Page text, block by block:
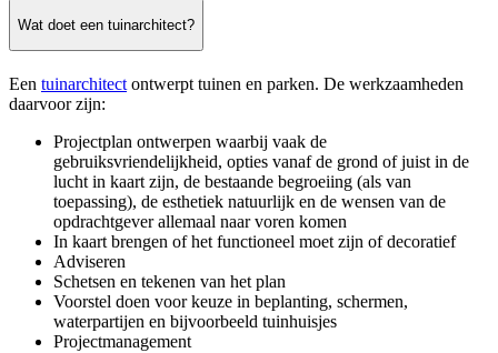
Wat doet een tuinarchitect?
Een tuinarchitect ontwerpt tuinen en parken. De werkzaamheden
daarvoor zijn:
Projectplan ontwerpen waarbij vaak de
gebruiksvriendelijkheid, opties vanaf de grond of juist in de
lucht in kaart zijn, de bestaande begroeiing (als van
toepassing), de esthetiek natuurlijk en de wensen van de
opdrachtgever allemaal naar voren komen
In kaart brengen of het functioneel moet zijn of decoratief
Adviseren
Schetsen en tekenen van het plan
Voorstel doen voor keuze in beplanting, schermen,
waterpartijen en bijvoorbeeld tuinhuisjes
Projectmanagement